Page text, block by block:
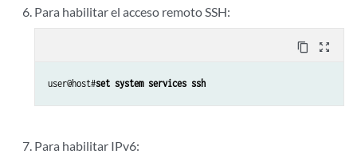
Para habilitar el acceso remoto SSH:
content_copy zoom_out_map
user@host#set system services ssh
Para habilitar IPv6: